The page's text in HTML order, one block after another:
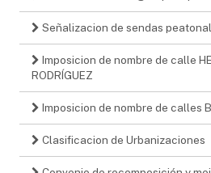
Señalizacion de sendas
Imposicion de nombre de calle
RODRÍGUEZ
Imposicion de nombre de calles
Clasificacion de Urbanizaciones